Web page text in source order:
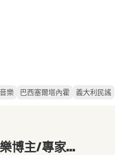
樂 巴西塞爾塔內霍 義大利民謠
博主/專家...